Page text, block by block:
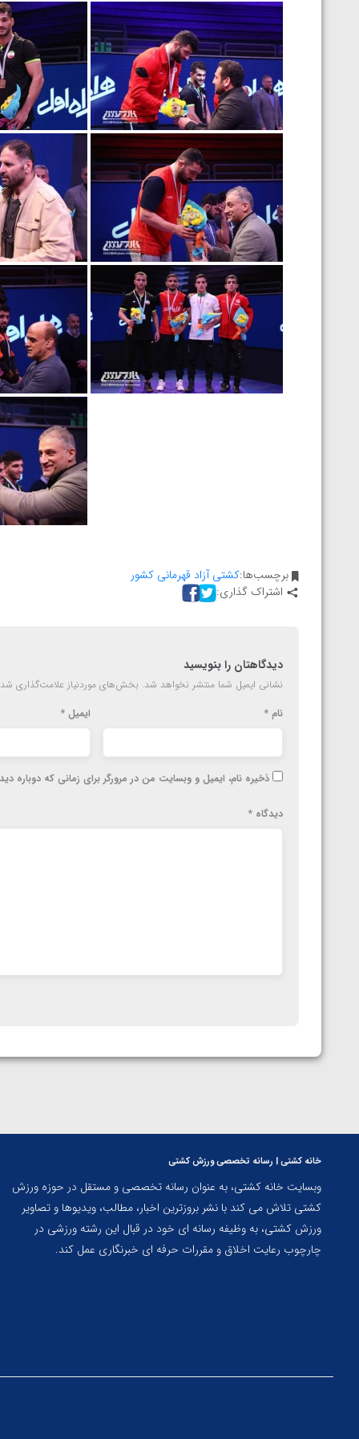
برچسب‌ها:کشتی آزاد قهرمانی کشور
اشتراک گذاری:
دیدگاهتان را بنویسید
نشانی ایمیل شما منتشر نخواهد شد. بخش‌های موردنیاز علامت‌گذاری
نام * ایمیل*
ذخیره نام، ایمیل و وبسایت من در مرورگر برای زمانی که دوباره
دیدگاه *
ارمنستان
خانه کشتی | رسانه تخصصی ورزش کشتی
وبسایت خانه کشتی، به عنوان رسانه تخصصی و مستقل در حوزه ورزش
کشتی تلاش می کند با نشر بروزترین اخبار، مطالب، ویدیوها و تصاویر
ورزش کشتی، به وظیفه رسانه ای خود در قبال این رشته ورزشی در
چارچوب رعایت اخلاق و مقررات حرفه ای خبرنگاری عمل کند.